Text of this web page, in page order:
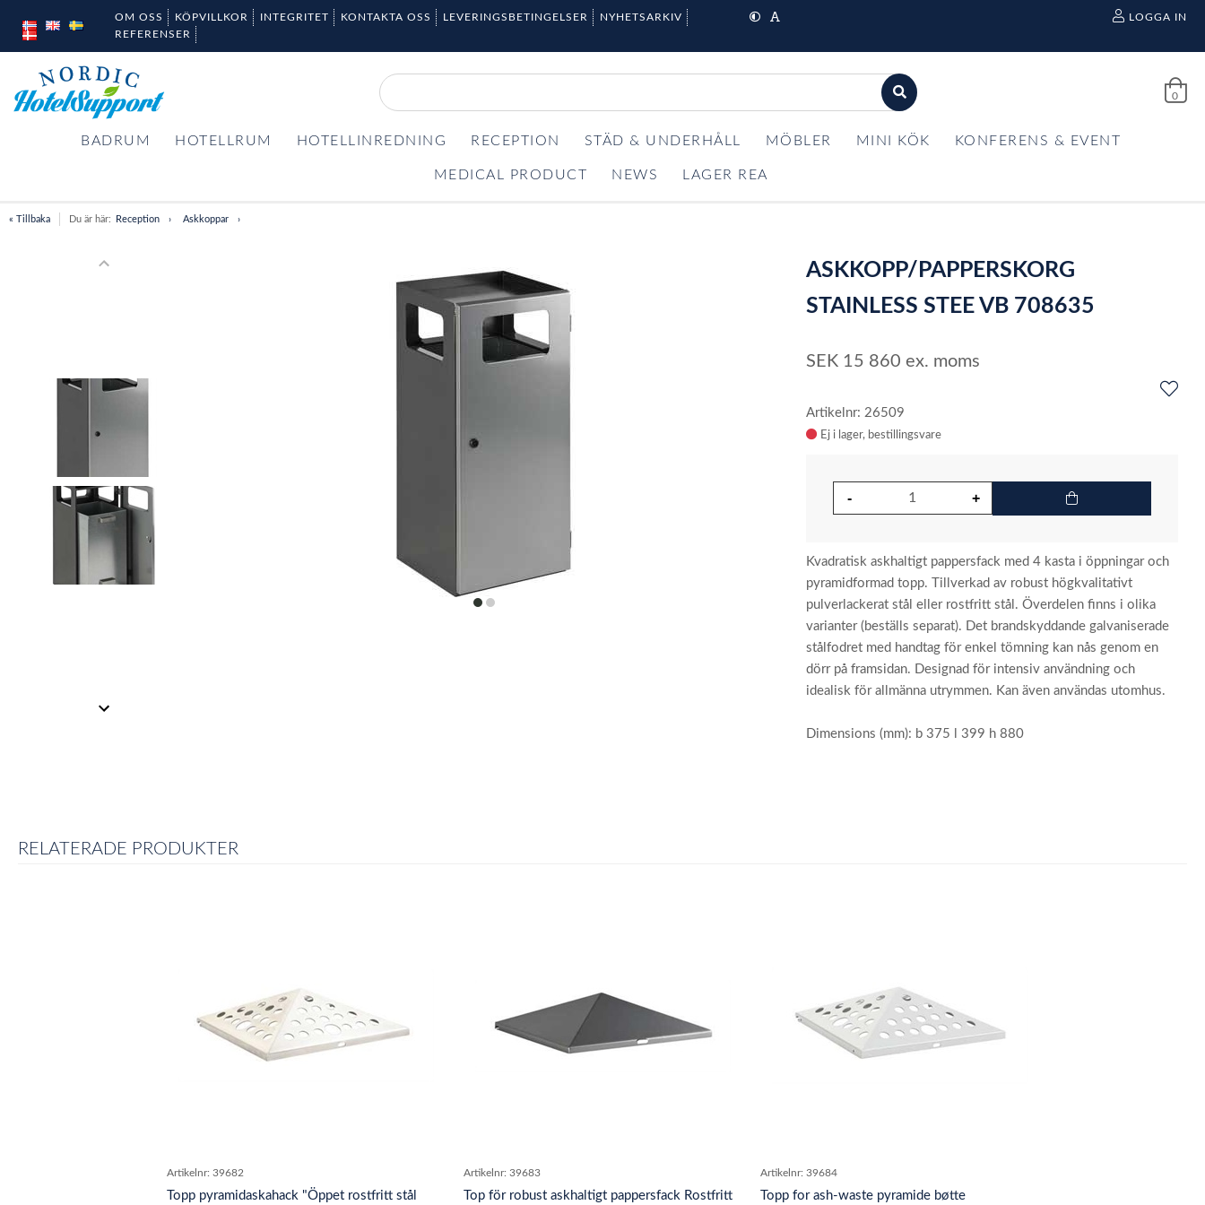
OM OSS KÖPVILLKOR INTEGRITET KONTAKTA OSS LEVERINGSBETINGELSER
NYHETSARKIV
REFERENSER
LOGGA IN
0
BADRUM HOTELLRUM HOTELLINREDNING RECEPTION STÄD & UNDERHÅLL MÖBLER MINI KÖK KONFERENS & EVENT
MEDICAL PRODUCT NEWS LAGER REA
« Tillbaka Du är här: Reception Askkoppar
itemitem
ASKKOPP/PAPPERSKORG
STAINLESS STEE VB 708635
SEK 15 860 ex. moms
Artikelnr: 26509
Ej i lager
Kvadratisk askhaltigt pappersfack med 4 kasta i öppningar och
pyramidformad topp. Tillverkad av robust högkvalitativt
pulverlackerat stål eller rostfritt stål. Överdelen finns i olika
varianter (beställs separat). Det brandskyddande galvaniserade
stålfodret med handtag för enkel tömning kan nås genom en
dörr på framsidan. Designad för intensiv användning och
idealisk för allmänna utrymmen. Kan även användas utomhus.
Dimensions (mm): b 375 l 399 h 880
RELATERADE PRODUKTER
Artikelnr: 39682
Topp pyramidaskahack "Öppet rostfritt stål
Artikelnr: 39683
Top för robust askhaltigt pappersfack Rostfritt
Artikelnr: 39684
Topp for ash-waste pyramide bøtte